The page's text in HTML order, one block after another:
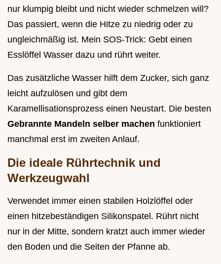
nur klumpig bleibt und nicht wieder schmelzen will?
Das passiert, wenn die Hitze zu niedrig oder zu
ungleichmäßig ist. Mein SOS-Trick: Gebt einen
Esslöffel Wasser dazu und rührt weiter.
Das zusätzliche Wasser hilft dem Zucker, sich ganz
leicht aufzulösen und gibt dem
Karamellisationsprozess einen Neustart. Die besten
Gebrannte Mandeln selber machen funktioniert
manchmal erst im zweiten Anlauf.
Die ideale Rührtechnik und
Werkzeugwahl
Verwendet immer einen stabilen Holzlöffel oder
einen hitzebeständigen Silikonspatel. Rührt nicht
nur in der Mitte, sondern kratzt auch immer wieder
den Boden und die Seiten der Pfanne ab.